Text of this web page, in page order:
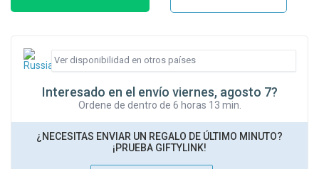
Interesado en el envío viernes, agosto 7?
Ordene de dentro de 6 horas 13 min.
¿NECESITAS ENVIAR UN REGALO DE ÚLTIMO MINUTO?
¡PRUEBA GIFTYLINK!